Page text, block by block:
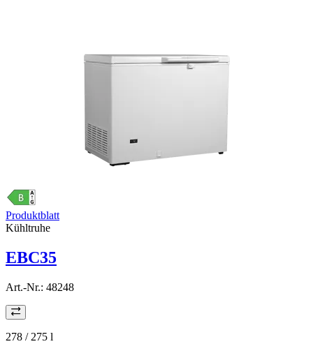
Produktblatt
Kühltruhe
EBC35
Art.-Nr.: 48248
278 / 275 l